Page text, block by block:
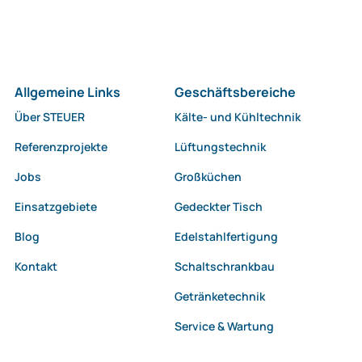
Allgemeine Links
Über STEUER
Referenzprojekte
Jobs
Einsatzgebiete
Blog
Kontakt
Geschäftsbereiche
Kälte- und Kühltechnik
Lüftungstechnik
Großküchen
Gedeckter Tisch
Edelstahlfertigung
Schaltschrankbau
Getränketechnik
Service & Wartung